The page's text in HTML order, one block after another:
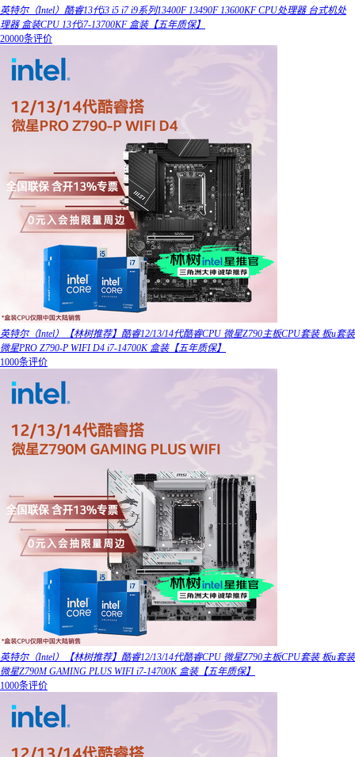
英特尔（Intel）酷睿13代i3 i5 i7 i9系列13400F 13490F 13600KF CPU处理器 台式机处
理器 盒装CPU 13代i7-13700KF 盒装【五年质保】
20000条评价
英特尔（Intel）【林树推荐】酷睿12/13/14代酷睿CPU 微星Z790主板CPU套装 板u套装
微星PRO Z790-P WIFI D4 i7-14700K 盒装【五年质保】
1000条评价
英特尔（Intel）【林树推荐】酷睿12/13/14代酷睿CPU 微星Z790主板CPU套装 板u套装
微星Z790M GAMING PLUS WIFI i7-14700K 盒装【五年质保】
1000条评价